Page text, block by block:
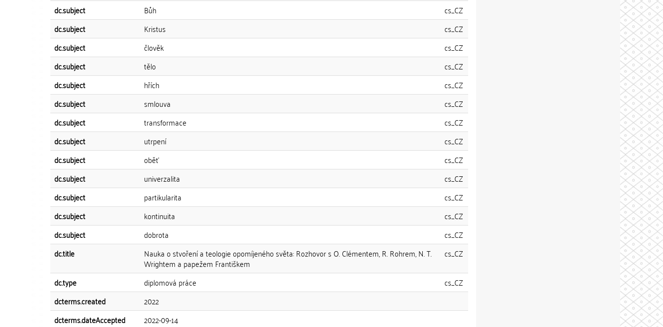
dc.subject
Bůh
cs_CZ
dc.subject
Kristus
cs_CZ
dc.subject
člověk
cs_CZ
dc.subject
tělo
cs_CZ
dc.subject
hřích
cs_CZ
dc.subject
smlouva
cs_CZ
dc.subject
transformace
cs_CZ
dc.subject
utrpení
cs_CZ
dc.subject
oběť
cs_CZ
dc.subject
univerzalita
cs_CZ
dc.subject
partikularita
cs_CZ
dc.subject
kontinuita
cs_CZ
dc.subject
dobrota
cs_CZ
dc.title
Nauka o stvoření a teologie opomíjeného světa: Rozhovor s O. Clémentem, R. Rohrem, N. T.
Wrightem a papežem Františkem
cs_CZ
dc.type diplomová práce
cs_CZ
dcterms.created
2022
dcterms.dateAccepted
2022-09-14